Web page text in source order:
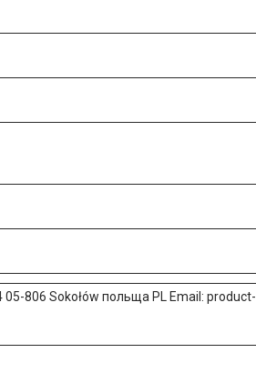
05-806 Sokołów польща PL Email: product-